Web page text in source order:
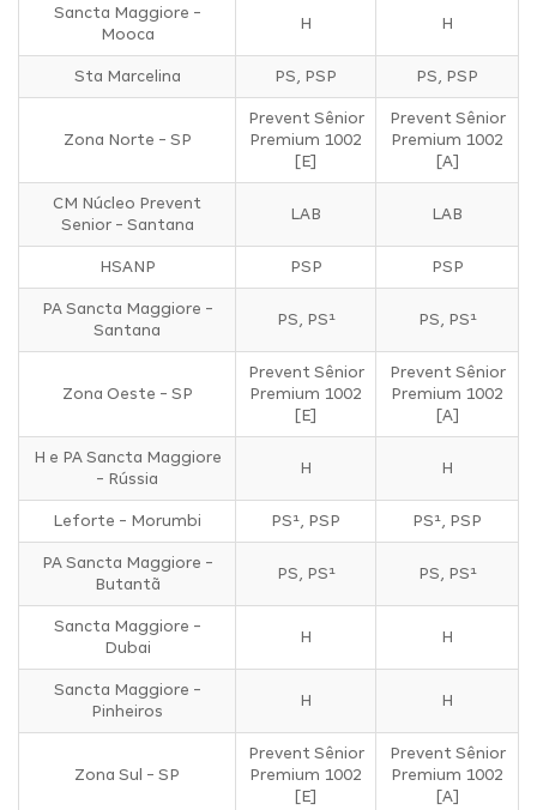
Sancta Maggiore -
Mooca
H H
Sta Marcelina PS, PSP PS, PSP
Zona Norte - SP
Prevent Sênior
Premium 1002
[E]
Prevent Sênior
Premium 1002
[A]
CM Núcleo Prevent
Senior - Santana
LAB LAB
HSANP PSP PSP
PA Sancta Maggiore -
Santana
PS, PS¹ PS, PS¹
Zona Oeste - SP
Prevent Sênior
Premium 1002
[E]
Prevent Sênior
Premium 1002
[A]
H e PA Sancta Maggiore
- Rússia
H H
Leforte - Morumbi PS¹, PSP PS¹, PSP
PA Sancta Maggiore -
Butantã
PS, PS¹ PS, PS¹
Sancta Maggiore -
Dubai
H H
Sancta Maggiore -
Pinheiros
H H
Zona Sul - SP
Prevent Sênior
Premium 1002
[E]
Prevent Sênior
Premium 1002
[A]